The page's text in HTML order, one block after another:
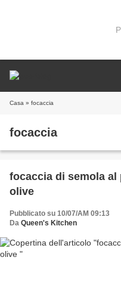
Casa » focaccia
focaccia
focaccia di semola
olive
Pubblicato su 10/07/AM 09:13
Da Queen's Kitchen